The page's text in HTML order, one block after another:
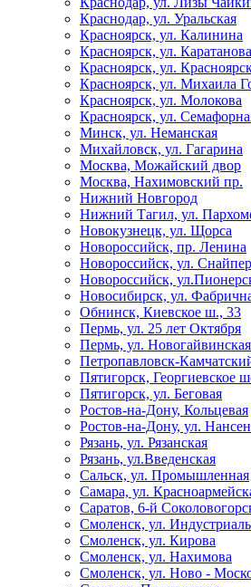
Краснодар, ул. Уральская
Красноярск, ул. Калинина
Красноярск, ул. Каратанова
Красноярск, ул.
Красноярск, ул. Михаила
Красноярск, ул. Молокова
Красноярск, ул.
Минск, ул. Неманская
Михайловск, ул. Гагарина
Москва, Можайский двор
Москва, Нахимовский пр.
Нижний Новгород
Нижний Тагил, ул.
Новокузнецк, ул. Щорса
Новороссийск, пр. Ленина
Новороссийск, ул.
Новороссийск,
Новосибирск, ул.
Обнинск, Киевское ш., 33
Пермь, ул. 25 лет Октября
Пермь, ул. Новогайвинская
Петропавловск-
Пятигорск, Георгиевское
Пятигорск, ул. Беговая
Ростов-на-Дону, Кольцевая
Ростов-на-Дону, ул.
Рязань, ул. Рязанская
Рязань, ул.Введенская
Сальск, ул. Промышленная
Самара, ул.
Саратов, 6-й
Смоленск, ул.
Смоленск, ул. Кирова
Смоленск, ул. Нахимова
Смоленск, ул. Ново -